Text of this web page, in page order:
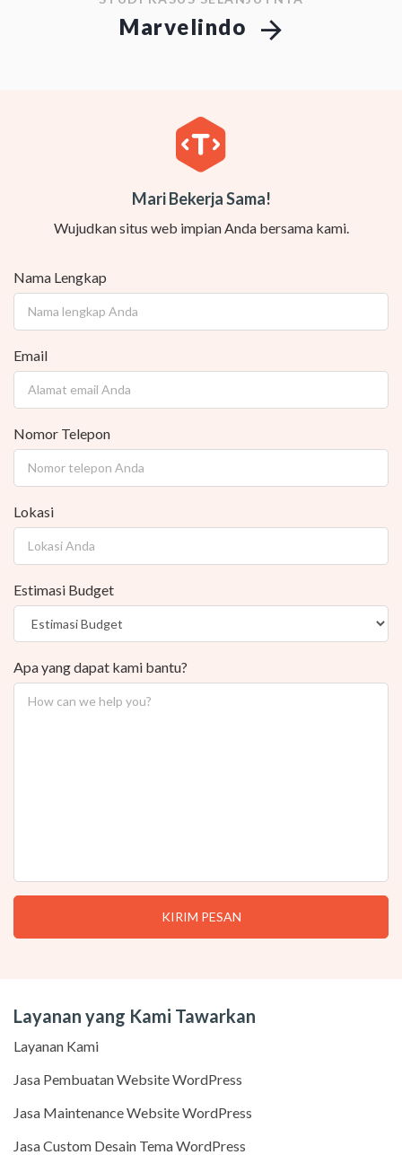
Marvelindo
Mari Bekerja Sama!
Wujudkan situs web impian Anda bersama kami.
Nama Lengkap
Email
Nomor Telepon
Lokasi
Estimasi Budget
Apa yang dapat kami bantu?
Layanan yang Kami Tawarkan
Layanan Kami
Jasa Pembuatan Website WordPress
Jasa Maintenance Website WordPress
Jasa Custom Desain Tema WordPress